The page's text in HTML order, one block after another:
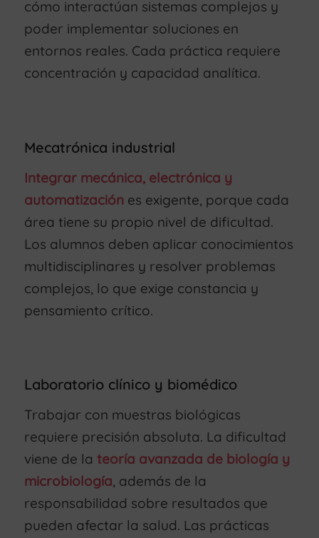
cómo interactúan sistemas complejos y
poder implementar soluciones en
entornos reales. Cada práctica requiere
concentración y capacidad analítica.
Mecatrónica industrial
Integrar mecánica, electrónica y
automatizaciónes exigente, porque cada
área tiene su propio nivel de dificultad.
Los alumnos deben aplicar conocimientos
multidisciplinares y resolver problemas
complejos, lo que exige constancia y
pensamiento crítico.
Laboratorio clínico y biomédico
Trabajar con muestras biológicas
requiere precisión absoluta. La dificultad
viene de la teoría avanzada de biología y
microbiología, además de la
responsabilidad sobre resultados que
pueden afectar la salud. Las prácticas